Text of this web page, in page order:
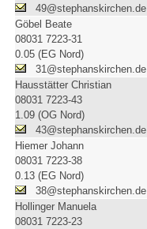
49@stephanskirchen.de
Göbel Beate
08031 7223-31
0.05 (EG Nord)
31@stephanskirchen.de
Hausstätter Christian
08031 7223-43
1.09 (OG Nord)
43@stephanskirchen.de
Hiemer Johann
08031 7223-38
0.13 (EG Nord)
38@stephanskirchen.de
Hollinger Manuela
08031 7223-23